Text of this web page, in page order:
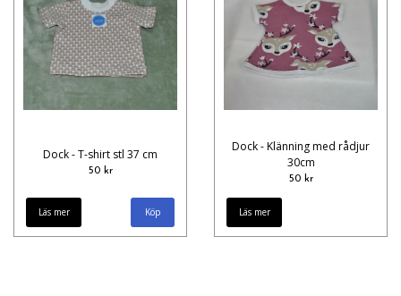
Dock - T-shirt stl 37 cm
50 kr
Läs mer
Dock - Klänning med rådjur
30cm
50 kr
Läs mer